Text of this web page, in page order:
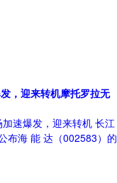
，迎来转机摩托罗拉无
加速爆发，迎来转机 长江
布海 能 达（002583）的